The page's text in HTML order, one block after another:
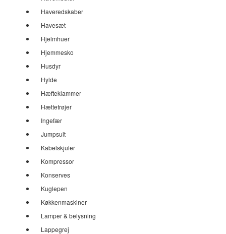
Haveredskaber
Havesæt
Hjelmhuer
Hjemmesko
Husdyr
Hylde
Hæfteklammer
Hættetrøjer
Ingefær
Jumpsuit
Kabelskjuler
Kompressor
Konserves
Kuglepen
Køkkenmaskiner
Lamper & belysning
Lappegrej